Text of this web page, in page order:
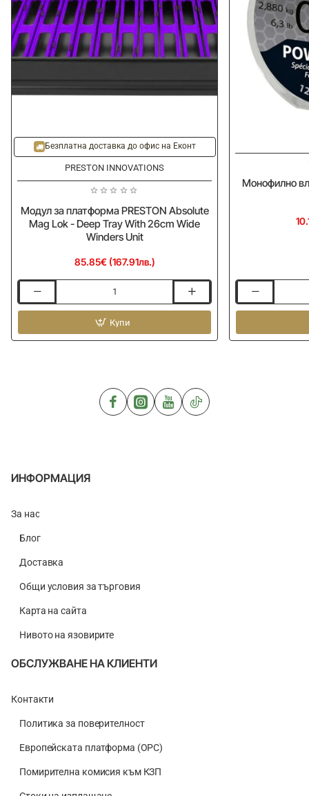
Безплатна доставка до офис на Еконт
PRESTON INNOVATIONS
Модул за платформа PRESTON Absolute
Mag Lok - Deep Tray With 26cm Wide
Winders Unit
85.85€ (167.91лв.)
за
PRESTON
Unit
Купи
Монофилно
влакно
Power
ИНФОРМАЦИЯ
За нас
Блог
Доставка
Общи условия за търговия
Карта на сайта
Нивото на язовирите
ОБСЛУЖВАНЕ НА КЛИЕНТИ
Контакти
Политика за поверителност
Европейската платформа (ОРС)
Помирителна комисия към КЗП